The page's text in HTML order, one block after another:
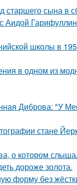
сына в
Аидой
школы в
в одном из
Диброва: "У
стане
о котором
дороже золота.
форму без